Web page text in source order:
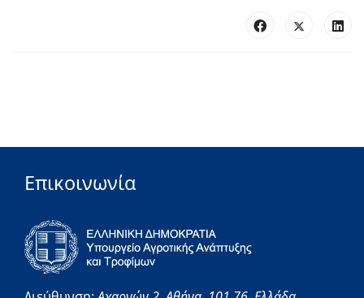
Επικοινωνία